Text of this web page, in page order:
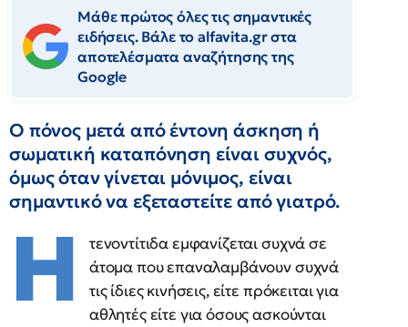
Μάθε πρώτος όλες τις σημαντικές
ειδήσεις. Βάλε το alfavita.gr στα
αποτελέσματα αναζήτησης της
Google
Ο πόνος μετά από έντονη άσκηση ή
σωματική καταπόνηση είναι συχνός,
όμως όταν γίνεται μόνιμος, είναι
σημαντικό να εξεταστείτε από γιατρό.
Η
τενοντίτιδα εμφανίζεται συχνά σε
άτομα που επαναλαμβάνουν συχνά
τις ίδιες κινήσεις, είτε πρόκειται για
αθλητές είτε για όσους ασκούνται